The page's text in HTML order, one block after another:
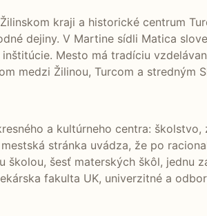
kraji a historické centrum
dejiny. V Martine sídli Matica
Mesto má tradíciu
medzi Žilinou, Turcom a stredným
a kultúrneho centra:
stránka uvádza, že po
školou, šesť materských škôl, jednu
fakulta UK, univerzitné a